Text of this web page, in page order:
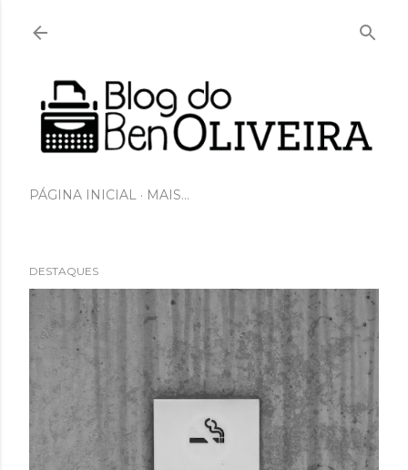
PÁGINA INICIAL MAIS…
DESTAQUES